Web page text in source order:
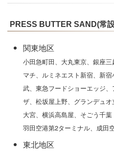
PRESS BUTTER SAND(常
関東地区
小田急町田、大丸東京、銀座
マチ、ルミネエスト新宿、新
武、東急フードショーエッジ
ザ、松坂屋上野、グランデュ
大宮、横浜高島屋、そごう千葉
羽田空港第2ターミナル、成田
東北地区